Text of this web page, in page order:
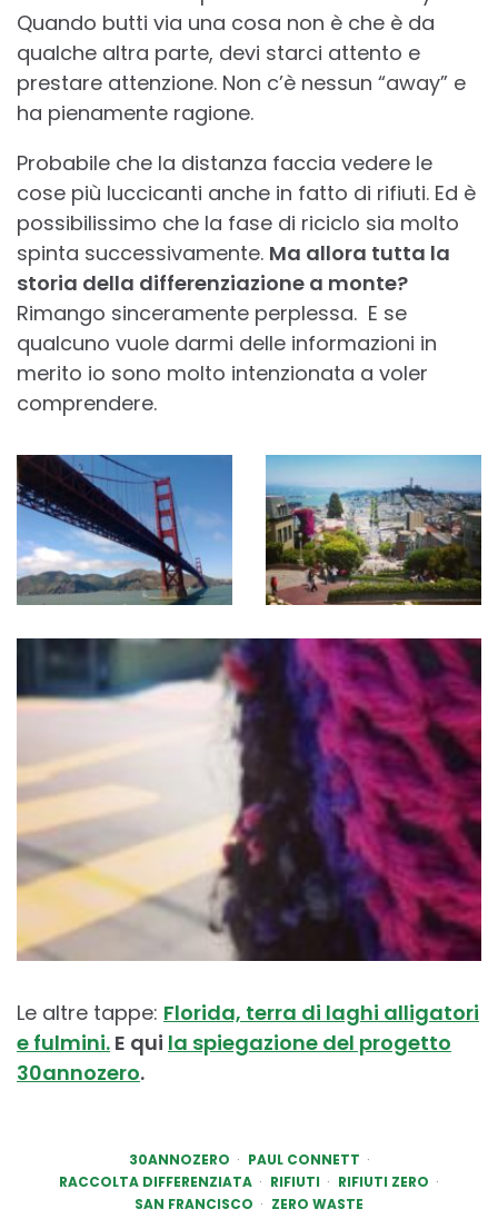
Quando butti via una cosa non è che è da
qualche altra parte, devi starci attento e
prestare attenzione. Non c’è nessun “away” e
ha pienamente ragione.
Probabile che la distanza faccia vedere le
cose più luccicanti anche in fatto di rifiuti. Ed è
possibilissimo che la fase di riciclo sia molto
spinta successivamente. Ma allora tutta la
storia della differenziazione a monte?
Rimango sinceramente perplessa. E se
qualcuno vuole darmi delle informazioni in
merito io sono molto intenzionata a voler
comprendere.
Le altre tappe: Florida, terra di laghi alligatori
e fulmini. E qui la spiegazione del progetto
30annozero.
30ANNOZERO
PAUL CONNETT
RACCOLTA DIFFERENZIATA
RIFIUTI
RIFIUTI ZERO
SAN FRANCISCO
ZERO WASTE